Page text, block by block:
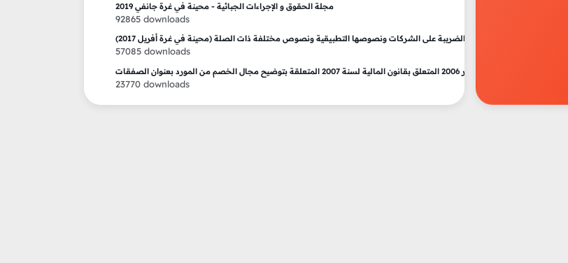
مجلة الحقوق و الإجراءات الجبائية - محينة في غرة جانفي 2019
92865 downloads
دخل الأشخاص الطبيعيين والضريبة على الشركات ونصوصها التطبيقية ونصوص مختلفة ذات الصلة (محينة في غرة أفريل 2017)
57085 downloads
23770 downloads